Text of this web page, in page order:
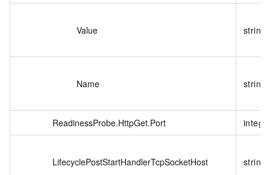
Value string
Name string
ReadinessProbe.HttpGet.Port
LifecyclePostStartHandlerTcpSocketHost string